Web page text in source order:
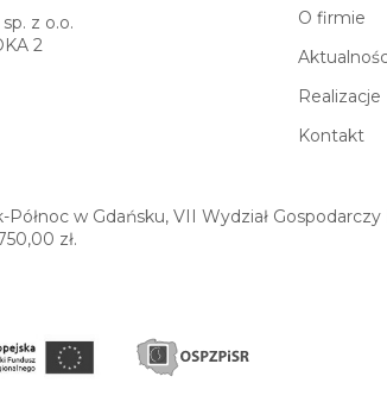
z o.o.
2
O firmie
Realizacje
Kontakt
Północ w Gdańsku, VII Wydział
zł.